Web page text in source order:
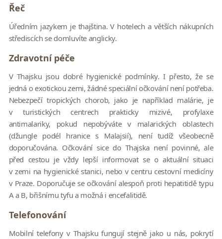
Řeč
Úředním jazykem je thajština. V hotelech a větších nákupních
střediscích se domluvíte anglicky.
Zdravotní péče
V Thajsku jsou dobré hygienické podmínky. I přesto, že se
jedná o exotickou zemi, žádné speciální očkování není potřeba.
Nebezpečí tropických chorob, jako je například malárie, je
v turistických centrech prakticky mizivé, profylaxe
antimalariky, pokud nepobýváte v malarických oblastech
(džungle podél hranice s Malajsií), není tudíž všeobecně
doporučována. Očkování sice do Thajska není povinné, ale
před cestou je vždy lepší informovat se o aktuální situaci
v zemi na hygienické stanici, nebo v centru cestovní medicíny
v Praze. Doporučuje se očkování alespoň proti hepatitidě typu
A a B, břišnímu tyfu a možná i encefalitidě.
Telefonování
Mobilní telefony v Thajsku fungují stejně jako u nás, pokrytí